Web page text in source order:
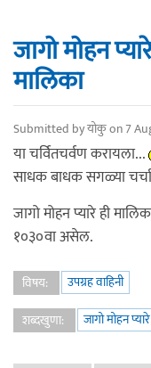
जागो मोहन
मालिका
Submitted byयोकुon 7
या चर्वितचर्वण करायला...
साधक बाधक सगळ्या
जागो मोहन प्यारे ही
१०३०वा असेल.
विषय:
उपग्रह वाहिनी
शब्दखुणा:
जागो मोहन प्यारे